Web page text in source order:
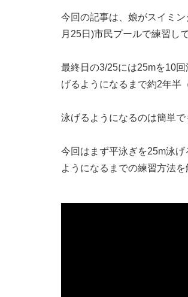
1-2.
うつ伏せの
1-4.陸上でキック
2-1.お一人で練習
2-2.子供に教える
今回の記事は、娘がスイミ
月25日)市民プールで練習し
最終日の3/25には25mを10
げるようになるまで約2年半
泳げるようになるのは簡単
今回はまず平泳ぎを25m泳
ようになるまでの練習方法